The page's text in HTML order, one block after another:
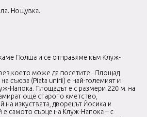
Нощувка.
Полша и се отправяме към Клуж-
което може да посетите - Площад
съюза (Piata unirii) е най-големият и
Напока. Площадът е с размери 220 м. на
още старото кметство,
на изкуствата, дворецът Йосика и
е самото сърце на Клуж-Напока – с